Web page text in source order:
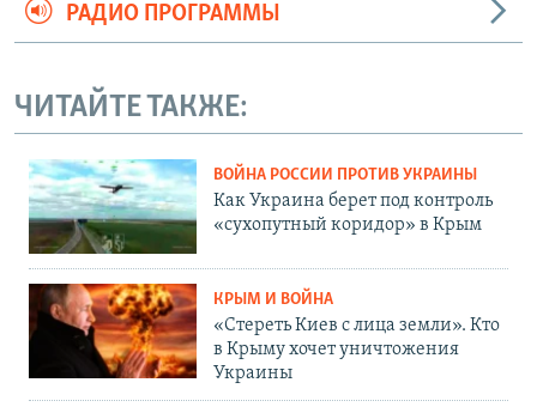
РАДИО ПРОГРАММЫ
ЧИТАЙТЕ ТАКЖЕ:
ВОЙНА РОССИИ ПРОТИВ УКРАИНЫ
Как Украина берет под контроль
«сухопутный коридор» в Крым
КРЫМ И ВОЙНА
«Стереть Киев с лица земли». Кто
в Крыму хочет уничтожения
Украины